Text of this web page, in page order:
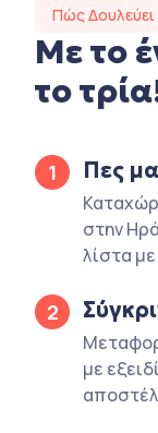
Πώς Δουλεύει
Με το
το
1 Πες
στην
λίστα
2
με